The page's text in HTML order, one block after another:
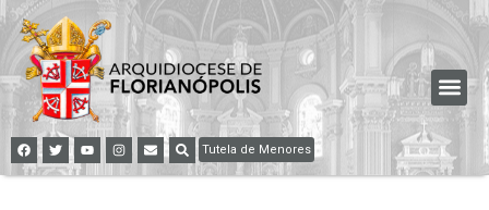
Tutela de Menores